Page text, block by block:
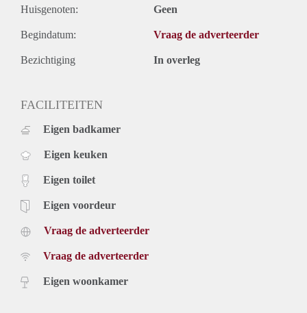
Huisgenoten: Geen
Begindatum: Vraag de adverteerder
Bezichtiging In overleg
FACILITEITEN
Eigen badkamer
Eigen keuken
Eigen toilet
Eigen voordeur
Vraag de adverteerder
Vraag de adverteerder
Eigen woonkamer